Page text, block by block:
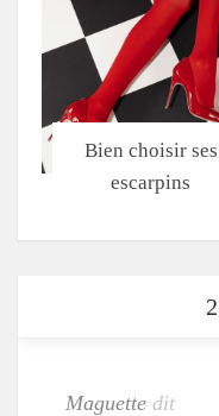
Bien choisir ses
escarpins
Maguette dit